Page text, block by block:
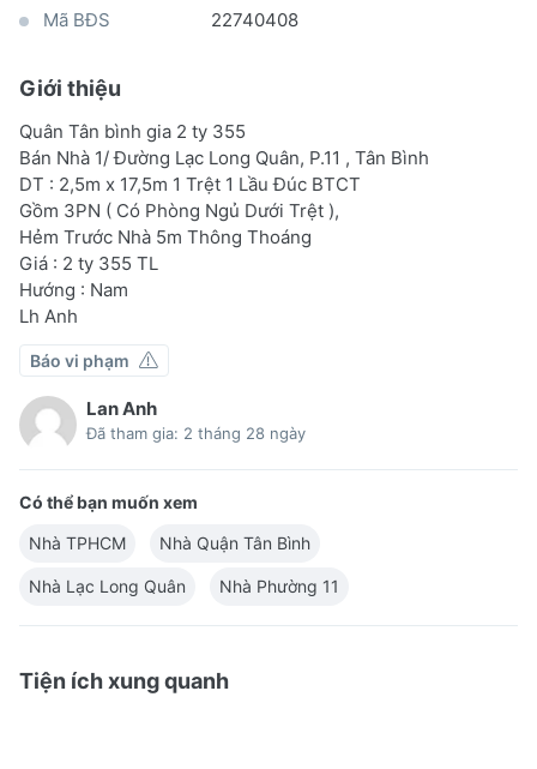
Mã BĐS
22740408
Giới thiệu
Quân Tân bình gia 2 ty 355
Bán Nhà 1/ Đường Lạc Long Quân, P.11 , Tân Bình
DT : 2,5m x 17,5m 1 Trệt 1 Lầu Đúc BTCT
Gồm 3PN ( Có Phòng Ngủ Dưới Trệt ),
Hẻm Trước Nhà 5m Thông Thoáng
Giá : 2 ty 355 TL
Hướng : Nam
Lh Anh
Báo vi phạm
Lan Anh
Đã tham gia: 2 tháng 28 ngày
Có thể bạn muốn xem
Nhà TPHCM
Nhà Quận Tân Bình
Nhà Lạc Long Quân Nhà Phường 11
Tiện ích xung quanh